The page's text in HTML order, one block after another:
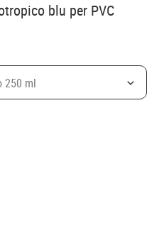
blu per PVC
250 ml